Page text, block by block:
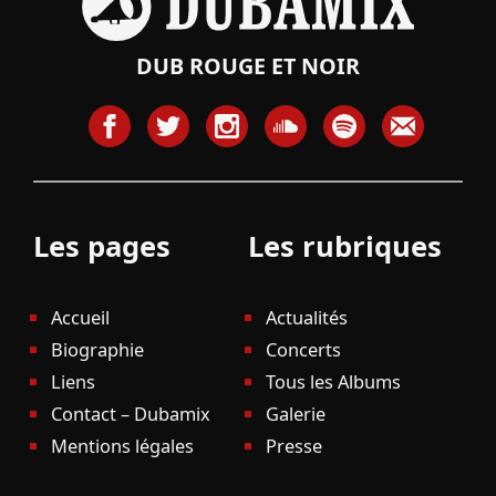
DUB ROUGE ET NOIR
Les pages
Accueil
Biographie
Liens
Contact – Dubamix
Mentions légales
Les rubriques
Actualités
Concerts
Tous les Albums
Galerie
Presse